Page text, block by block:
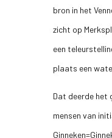
bron in het
zicht op
een
plaats een
Dat deerde het
mensen van